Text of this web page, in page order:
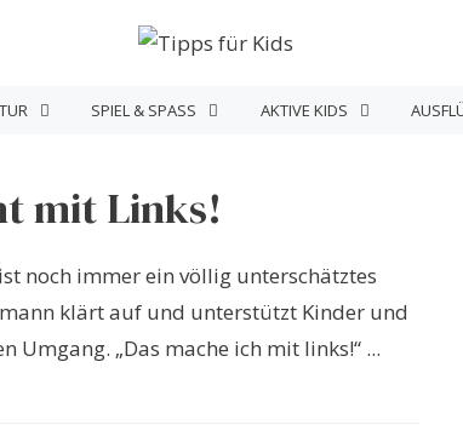
SPIEL & SPASS AKTIVE KIDS
mit Links!
noch immer ein völlig unterschätztes
klärt auf und unterstützt Kinder und
Umgang. „Das mache ich mit links!“ ...